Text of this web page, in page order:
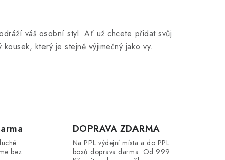
váš osobní styl. Ať už chcete přidat svůj
který je stejně výjimečný jako vy.
bez
DOPRAVA ZDARMA
Na PPL výdejní místa a do PPL
boxů doprava darma. Od 999